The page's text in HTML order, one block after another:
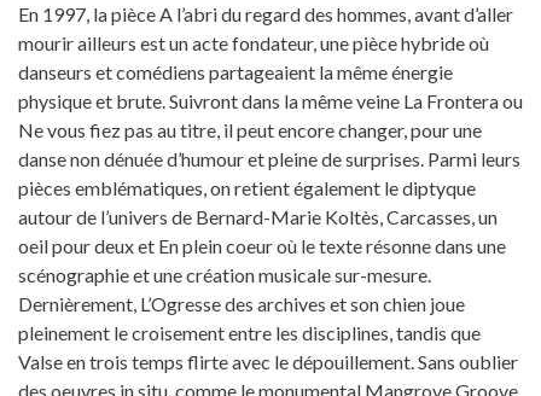
En 1997, la pièce A l’abri du regard des hommes, avant d’aller
mourir ailleurs est un acte fondateur, une pièce hybride où
danseurs et comédiens partageaient la même énergie
physique et brute. Suivront dans la même veine La Frontera ou
Ne vous fiez pas au titre, il peut encore changer, pour une
danse non dénuée d’humour et pleine de surprises. Parmi leurs
pièces emblématiques, on retient également le diptyque
autour de l’univers de Bernard-Marie Koltès, Carcasses, un
oeil pour deux et En plein coeur où le texte résonne dans une
scénographie et une création musicale sur-mesure.
Dernièrement, L’Ogresse des archives et son chien joue
pleinement le croisement entre les disciplines, tandis que
Valse en trois temps flirte avec le dépouillement. Sans oublier
des oeuvres in situ, comme le monumental Mangrove Groove